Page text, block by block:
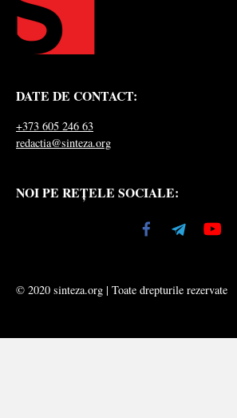
DATE DE CONTACT:
+373 605 246 63
redactia@sinteza.org
NOI PE REȚELE SOCIALE:
© 2020 sinteza.org | Toate drepturile rezervate